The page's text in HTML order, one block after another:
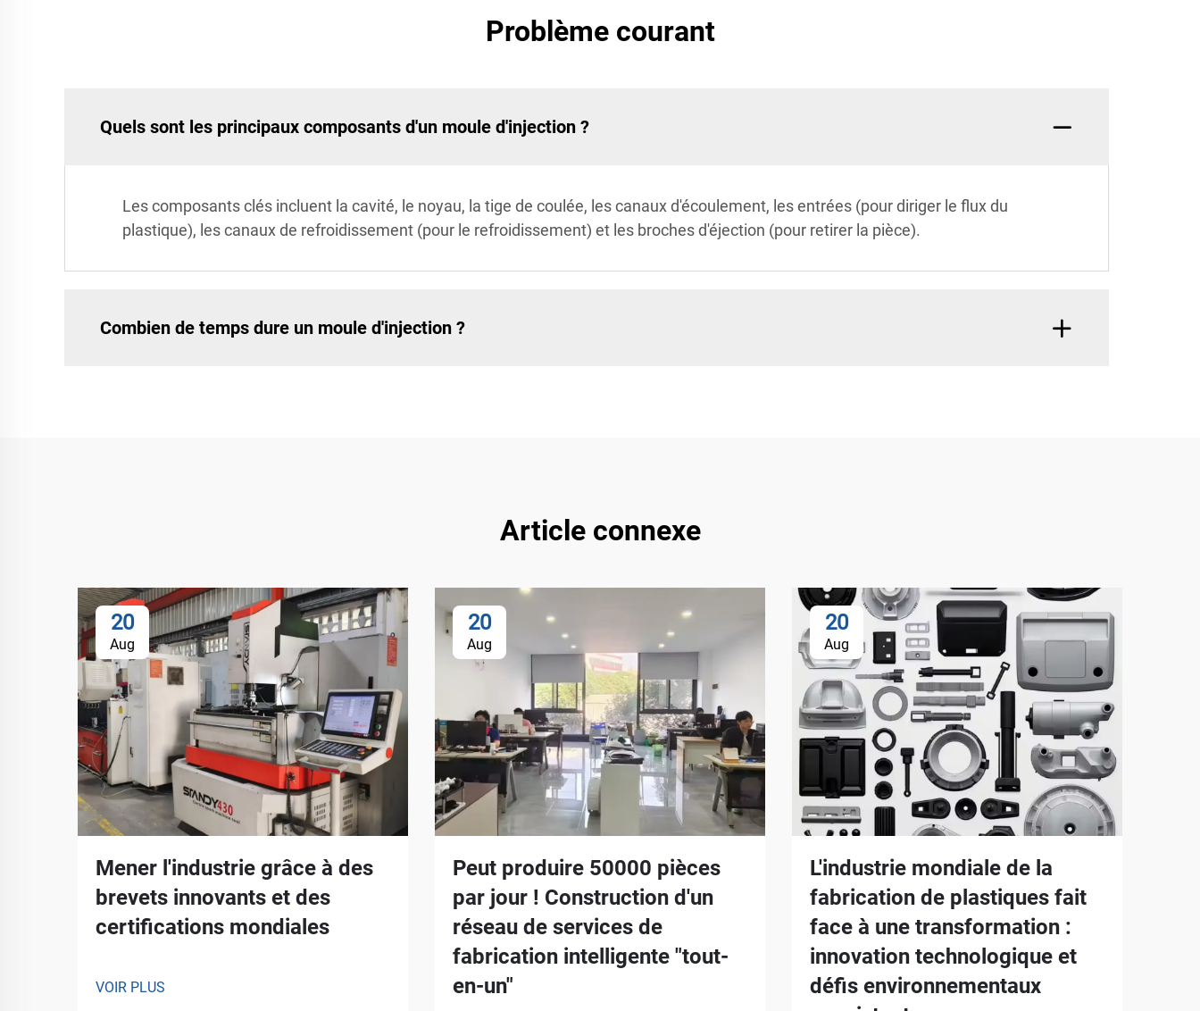
Problème courant
Quels sont les principaux composants d'un moule d'injection ?
Les composants clés incluent la cavité, le noyau, la tige de coulée, les canaux d'écoulement, les entrées (pour diriger le flux du
plastique), les canaux de refroidissement (pour le refroidissement) et les broches d'éjection (pour retirer la pièce).
Combien de temps dure un moule d'injection ?
Article connexe
20
Aug
Mener l'industrie grâce à des
brevets innovants et des
certifications mondiales
VOIR PLUS
20
Aug
Peut produire 50000 pièces
par jour ! Construction d'un
réseau de services de
fabrication intelligente "tout-
en-un"
20
Aug
L'industrie mondiale de la
fabrication de plastiques fait
face à une transformation :
innovation technologique et
défis environnementaux